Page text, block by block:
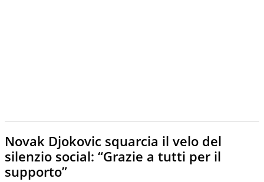
Novak Djokovic squarcia il velo del
silenzio social: “Grazie a tutti per il
supporto”